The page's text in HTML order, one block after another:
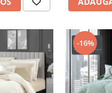
-16%